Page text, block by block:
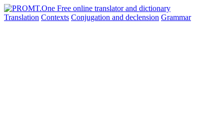
Translation Contexts Conjugation and declension Grammar